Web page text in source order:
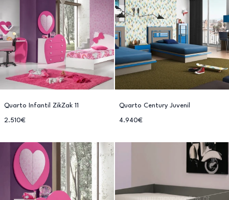
Quarto Infantil ZikZak 11
2.510€
Quarto Century Juvenil
4.940€